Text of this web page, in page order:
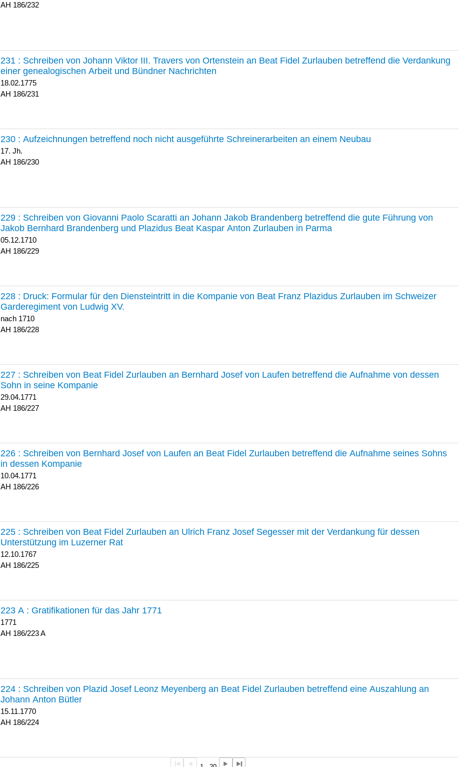
186/232
231 : Schreiben von Johann Viktor III. Travers von Ortenstein an Beat Fidel Zurlauben betreffend die Verdankung
einer genealogischen Arbeit und Bündner Nachrichten
18.02.1775
186/231
230 : Aufzeichnungen betreffend noch nicht ausgeführte Schreinerarbeiten an einem Neubau
17. Jh.
186/230
229 : Schreiben von Giovanni Paolo Scaratti an Johann Jakob Brandenberg betreffend die gute Führung von
Jakob Bernhard Brandenberg und Plazidus Beat Kaspar Anton Zurlauben in Parma
05.12.1710
186/229
228 : Druck: Formular für den Diensteintritt in die Kompanie von Beat Franz Plazidus Zurlauben im Schweizer
Garderegiment von Ludwig XV.
nach 1710
186/228
227 : Schreiben von Beat Fidel Zurlauben an Bernhard Josef von Laufen betreffend die Aufnahme von dessen
Sohn in seine Kompanie
29.04.1771
186/227
226 : Schreiben von Bernhard Josef von Laufen an Beat Fidel Zurlauben betreffend die Aufnahme seines Sohns
in dessen Kompanie
10.04.1771
186/226
225 : Schreiben von Beat Fidel Zurlauben an Ulrich Franz Josef Segesser mit der Verdankung für dessen
Unterstützung im Luzerner Rat
12.10.1767
186/225
223 A : Gratifikationen für das Jahr 1771
1771
186/223 A
224 : Schreiben von Plazid Josef Leonz Meyenberg an Beat Fidel Zurlauben betreffend eine Auszahlung an
Johann Anton Bütler
15.11.1770
186/224